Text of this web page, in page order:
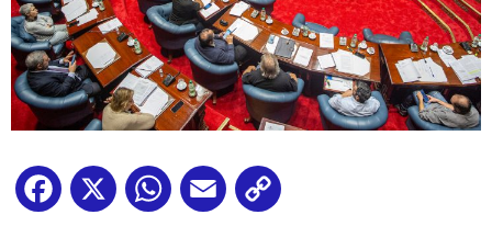
Facebook
X WhatsApp
Email